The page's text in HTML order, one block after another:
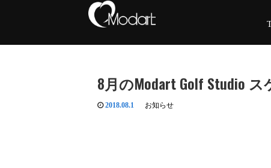
8月のModart Golf Studio
2018.08.1 お知らせ